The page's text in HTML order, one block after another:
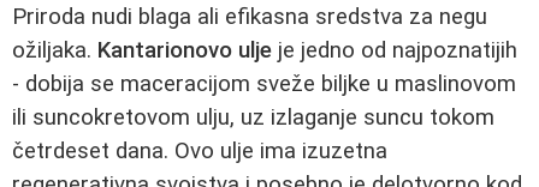
Priroda nudi blaga ali efikasna sredstva za negu
ožiljaka. Kantarionovo ulje je jedno od najpoznatijih
- dobija se maceracijom sveže biljke u maslinovom
ili suncokretovom ulju, uz izlaganje suncu tokom
četrdeset dana. Ovo ulje ima izuzetna